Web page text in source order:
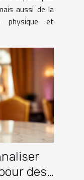
aussi de la
physique et
des